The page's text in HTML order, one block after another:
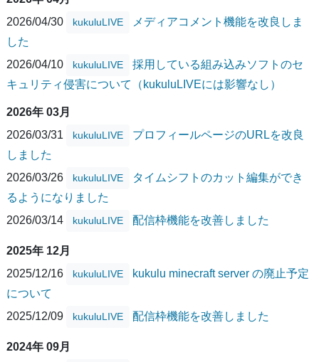
2026/04/30
kukuluLIVE
メディアコメント機能を改良しま
した
2026/04/10
kukuluLIVE
採用している組み込みソフトのセ
キュリティ侵害について（kukuluLIVEには影響なし）
2026年 03月
2026/03/31
kukuluLIVE
プロフィールページのURLを改良
しました
2026/03/26
kukuluLIVE
タイムシフトのカット編集ができ
るようになりました
2026/03/14
kukuluLIVE 配信枠機能を改善しました
2025年 12月
2025/12/16
kukuluLIVE
kukulu minecraft server の廃止予定
について
2025/12/09
kukuluLIVE 配信枠機能を改善しました
2024年 09月